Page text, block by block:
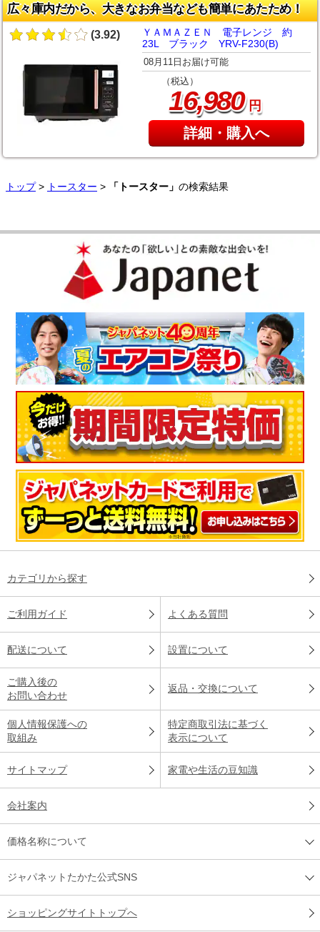
広々庫内だから、大きなお弁当なども簡単にあたため！
(3.92)
ＹＡＭＡＺＥＮ 電子レンジ 約
23L ブラック YRV-F230(B)
08月11日お届け可能
（税込）
16,980円
詳細・購入へ
トップ> トースター > 「トースター」 の検索結果
カテゴリから探す
ご利用ガイド よくある質問
配送について 設置について
ご購入後の
お問い合わせ
返品・交換について
個人情報保護への
取組み
特定商取引法に基づく
表示について
サイトマップ 家電や生活の豆知識
会社案内
価格名称について
ジャパネットたかた公式SNS
ショッピングサイトトップへ